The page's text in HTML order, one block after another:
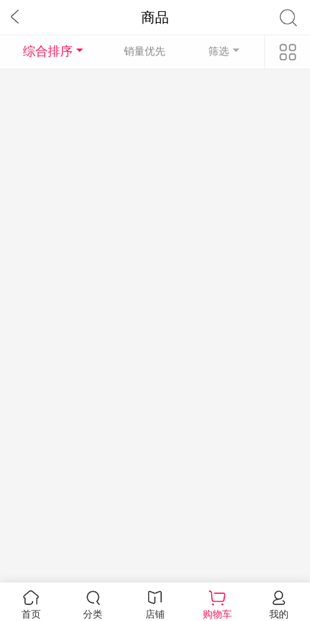
商品
综合排序 销量优先 筛选
首页 分类 店铺 购物车 我的